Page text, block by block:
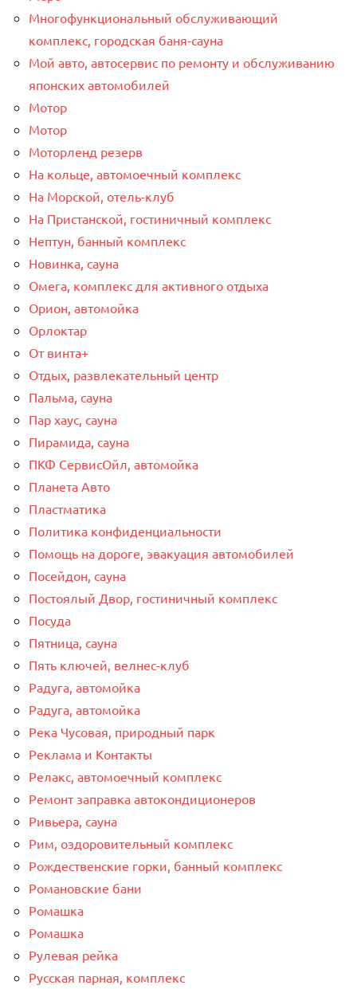
Многофункциональный обслуживающий
комплекс, ​городская баня-сауна
Мой авто, автосервис по ремонту и обслуживанию
японских автомобилей
Мотор
Мотор
Моторленд резерв
На кольце, автомоечный комплекс
На Морской, отель-клуб
На Пристанской, гостиничный комплекс
Нептун, банный комплекс
Новинка, сауна
Омега, комплекс для активного отдыха
Орион, автомойка
Орлоктар
От винта+
Отдых, развлекательный центр
Пальма, сауна
Пар хаус, сауна
Пирамида, сауна
ПКФ СервисОйл, автомойка
Планета Авто
Пластматика
Политика конфиденциальности
Помощь на дороге, эвакуация автомобилей
Посейдон, сауна
Постоялый Двор, гостиничный комплекс
Посуда
Пятница, сауна
Пять ключей, велнес-клуб
Радуга, автомойка
Радуга, автомойка
Река Чусовая, природный парк
Реклама и Контакты
Релакс, автомоечный комплекс
Ремонт заправка автокондиционеров
Ривьера, сауна
Рим, оздоровительный комплекс
Рождественские горки, банный комплекс
Романовские бани
Ромашка
Ромашка
Рулевая рейка
Русская парная, комплекс